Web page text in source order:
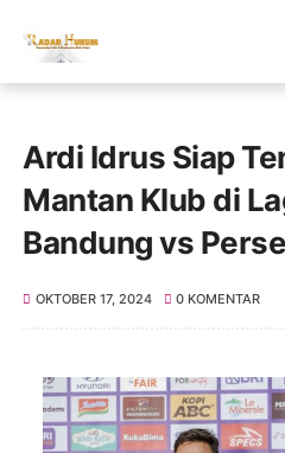
Ardi Idrus Siap
Mantan Klub di
Bandung vs
OKTOBER 17, 2024 0 KOMENTAR